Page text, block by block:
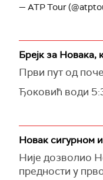
— ATP Tour
Брејк за Новака,
Први пут од
Ђоковић води
Новак сигурном
Није дозволио
предности у